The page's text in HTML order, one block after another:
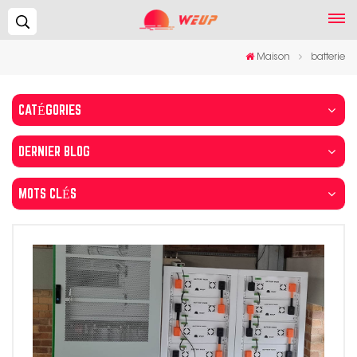
Maison batterie
CATÉGORIES
DERNIER BLOG
MOTS CLÉS